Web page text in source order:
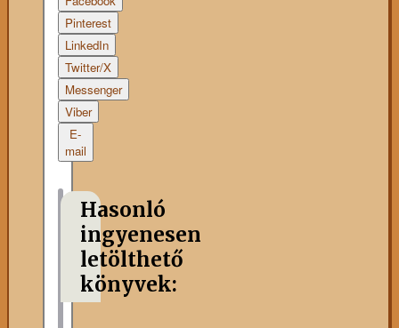
Pinterest
LinkedIn
Twitter/X
Messenger
Viber
E-
mail
Hasonló
ingyenesen
letölthető
könyvek: